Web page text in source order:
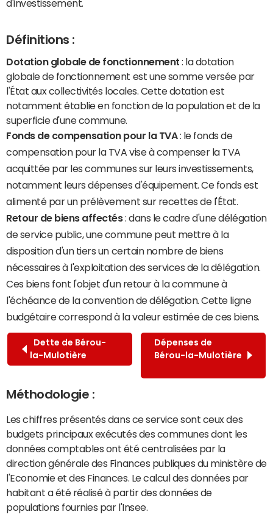
d'investissement.
Définitions :
Dotation globale de fonctionnement : la dotation
globale de fonctionnement est une somme versée par
l'État aux collectivités locales. Cette dotation est
notamment établie en fonction de la population et de la
superficie d'une commune.
Fonds de compensation pour la TVA: le fonds de
compensation pour la TVA vise à compenser la TVA
acquittée par les communes sur leurs investissements,
notamment leurs dépenses d'équipement. Ce fonds est
alimenté par un prélèvement sur recettes de l'État.
Retour de biens affectés: dans le cadre d'une délégation
de service public, une commune peut mettre à la
disposition d'un tiers un certain nombre de biens
nécessaires à l'exploitation des services de la délégation.
Ces biens font l'objet d'un retour à la commune à
l'échéance de la convention de délégation. Cette ligne
budgétaire correspond à la valeur estimée de ces biens.
Dette de Bérou-
la-Mulotière
Dépenses de
Bérou-la-Mulotière
Méthodologie :
Les chiffres présentés dans ce service sont ceux des
budgets principaux exécutés des communes dont les
données comptables ont été centralisées par la
direction générale des Finances publiques du ministère de
l'Economie et des Finances. Le calcul des données par
habitant a été réalisé à partir des données de
populations fournies par l'Insee.